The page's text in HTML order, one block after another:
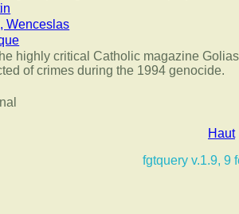
Wenceslas
highly critical Catholic magazine
of crimes during the 1994 genocide.
Haut
fgtquery v.1.9, 9